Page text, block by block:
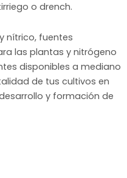
o drench.
nítrico, fuentes
las plantas y nitrógeno
disponibles a mediano
de tus cultivos en
y formación de